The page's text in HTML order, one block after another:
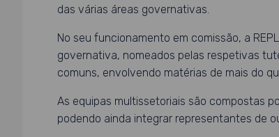
das várias áreas governativas.
No seu funcionamento em comissão, a
governativa, nomeados pelas respetivas
comuns, envolvendo matérias de mais do
As equipas multissetoriais são compostas
podendo ainda integrar representantes de